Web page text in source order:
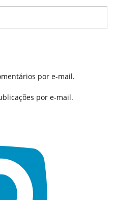
por e-mail.
por e-mail.